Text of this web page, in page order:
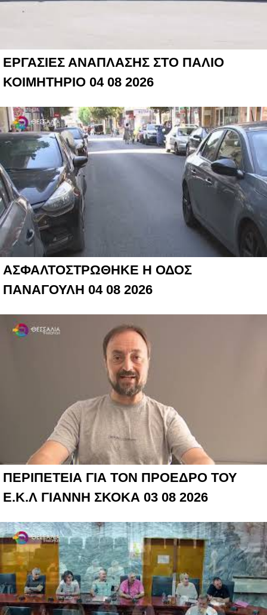
ΕΡΓΑΣΙΕΣ ΑΝΑΠΛΑΣΗΣ ΣΤΟ ΠΑΛΙΟ
ΚΟΙΜΗΤΗΡΙΟ 04 08 2026
ΑΣΦΑΛΤΟΣΤΡΩΘΗΚΕ Η ΟΔΟΣ
ΠΑΝΑΓΟΥΛΗ 04 08 2026
ΠΕΡΙΠΕΤΕΙΑ ΓΙΑ ΤΟΝ ΠΡΟΕΔΡΟ ΤΟΥ
Ε.Κ.Λ ΓΙΑΝΝΗ ΣΚΟΚΑ 03 08 2026